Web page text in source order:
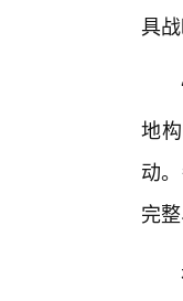
具
地
动
完